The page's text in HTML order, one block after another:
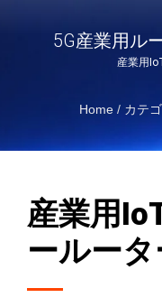
5G産業用ル
産業用
Home / カテ
産業用
ールータ